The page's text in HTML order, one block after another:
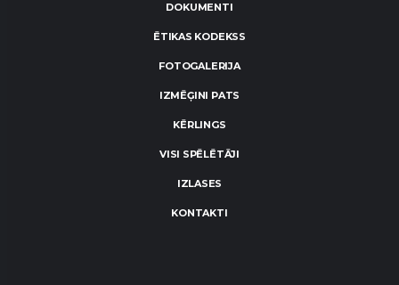
DOKUMENTI
ĒTIKAS KODEKSS
FOTOGALERIJA
IZMĒĢINI PATS
KĒRLINGS
VISI SPĒLĒTĀJI
IZLASES
KONTAKTI